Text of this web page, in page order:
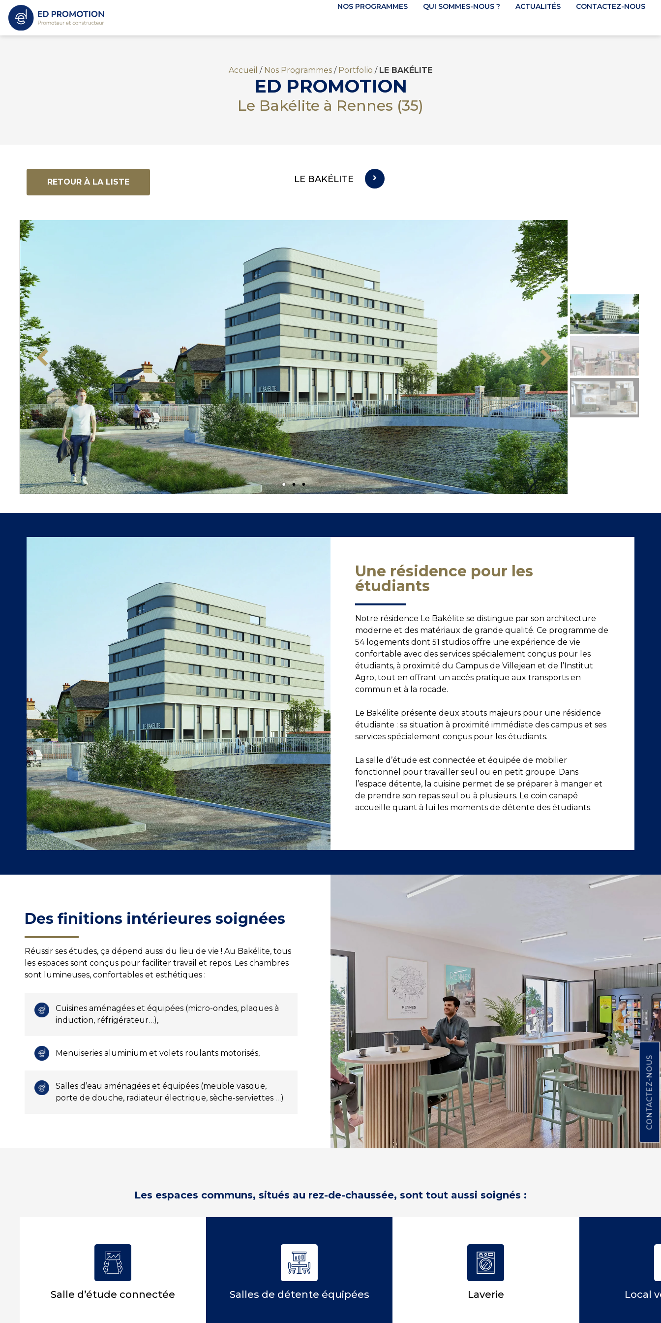
NOS PROGRAMMES QUI SOMMES-NOUS ? ACTUALITÉS CONTACTEZ-NOUS
Accueil / Nos Programmes / Portfolio / LE BAKÉLITE
ED PROMOTION
Le Bakélite à Rennes (35)
RETOUR À LA LISTE LE BAKÉLITE
Une résidence pour les
étudiants
Notre résidence Le Bakélite se distingue par son architecture
moderne et des matériaux de grande qualité. Ce programme de
54 logements dont 51 studios offre une expérience de vie
confortable avec des services spécialement conçus pour les
étudiants, à proximité du Campus de Villejean et de l’Institut
Agro, tout en offrant un accès pratique aux transports en
commun et à la rocade.
Le Bakélite présente deux atouts majeurs pour une résidence
étudiante : sa situation à proximité immédiate des campus et ses
services spécialement conçus pour les étudiants.
La salle d’étude est connectée et équipée de mobilier
fonctionnel pour travailler seul ou en petit groupe. Dans
l’espace détente, la cuisine permet de se préparer à manger et
de prendre son repas seul ou à plusieurs. Le coin canapé
accueille quant à lui les moments de détente des étudiants.
Des finitions intérieures soignées
Réussir ses études, ça dépend aussi du lieu de vie ! Au Bakélite, tous
les espaces sont conçus pour faciliter travail et repos. Les chambres
sont lumineuses, confortables et esthétiques :
Cuisines aménagées et équipées (micro-ondes, plaques à
induction, réfrigérateur…),
Menuiseries aluminium et volets roulants motorisés,
Salles d’eau aménagées et équipées (meuble vasque,
porte de douche, radiateur électrique, sèche-serviettes …)
Les espaces communs, situés au rez-de-chaussée, sont tout aussi soignés :
Salle d’étude connectée Salles de détente équipées Laverie Local
CONTACTEZ-NOUS